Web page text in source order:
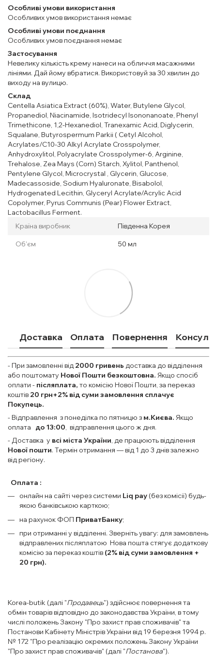
Особливі умови використання
Особливих умов використання немає
Особливі умови поєднання
Особливих умов поєднання немає
Застосування
Невелику кількість крему нанеси на обличчя масажними
лініями. Дай йому вбратися. Використовуй за 30 хвилин до
виходу на вулицю.
Склад
Centella Asiatica Extract (60%), Water, Butylene Glycol,
Propanediol, Niacinamide, Isotridecyl Isononanoate, Phenyl
Trimethicone, 1,2-Hexanediol, Tranexamic Acid, Diglycerin,
Squalane, Butyrospermum Parkii ( Cetyl Alcohol,
Acrylates/C10-30 Alkyl Acrylate Crosspolymer,
Anhydroxylitol, Polyacrylate Crosspolymer-6, Arginine,
Trehalose, Zea Mays (Corn) Starch, Xylitol, Panthenol,
Pentylene Glycol, Microcrystal , Glycerin, Glucose,
Madecassoside, Sodium Hyaluronate, Bisabolol,
Hydrogenated Lecithin, Glyceryl Acrylate/Acrylic Acid
Copolymer, Pyrus Communis (Pear) Flower Extract,
Lactobacillus Ferment.
Країна виробник
Південна Корея
Об'єм 50 мл
Доставка Оплата Повернення
- При замовленні від 2000 гривень доставка до відділення
або поштомату Нової Пошти безкоштовна. Якщо спосіб
оплати - післяплата, то комісію Нової Пошти, за переказ
коштів 20 грн+2% від суми замовлення сплачує
Покупець.
- Відправлення з понеділка по пятницю з м.Києва. Якщо
оплата до 13:00, відправлення цього ж дня.
- Доставка у всі міста України, де працюють відділення
Нової пошти. Термін отримання — від 1 до 3 днів залежно
від регіону.
Оплата :
онлайн на сайті через системи Liq pay (без комісії) будь-
якою банківською карткою;
на рахунок ФОП ПриватБанку;
при отриманні у відділенні. Зверніть увагу: для замовлень
відправлених післяплатою Нова пошта стягує додаткову
комісію за переказ коштів (2% від суми замовлення +
20 грн).
Korea-butik (далі "Продавець") здійснює повернення та
обмін товарів відповідно до законодавства України, в тому
числі положень Закону "Про захист прав споживачів" та
Постанови Кабінету Міністрів України від 19 березня 1994 р.
№ 172 "Про реалізацію окремих положень Закону України
"Про захист прав споживачів" (далі "Постанова").